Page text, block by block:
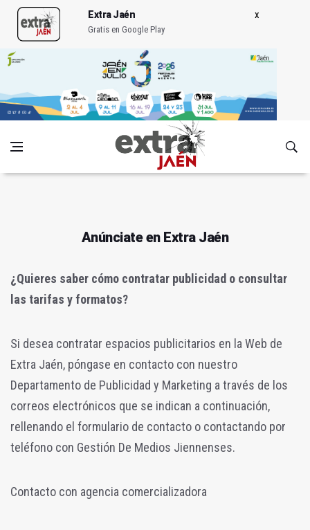
Extra Jaén
Gratis en Google Play
Anúnciate en Extra Jaén
¿Quieres saber cómo contratar publicidad o consultar
las tarifas y formatos?
Si desea contratar espacios publicitarios en la Web de
Extra Jaén, póngase en contacto con nuestro
Departamento de Publicidad y Marketing a través de los
correos electrónicos que se indican a continuación,
rellenando el formulario de contacto o contactando por
teléfono con Gestión De Medios Jiennenses.
Contacto con agencia comercializadora